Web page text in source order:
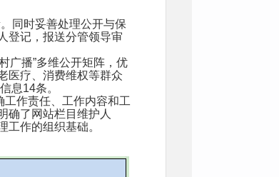
同时妥善处理公开与保
登记，报送分管领导审
广播”多维公开矩阵，优
医疗、消费维权等群众
息14条。
作责任、工作内容和工
确了网站栏目维护人
工作的组织基础。